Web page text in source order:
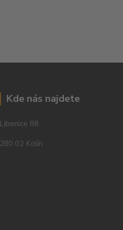
Kde nás najdete
Libenice 88
280 02 Kolín